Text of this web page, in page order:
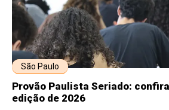
São Paulo
Provão Paulista Seriado:
edição de 2026